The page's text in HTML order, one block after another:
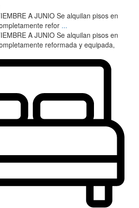
A JUNIO Se alquilan pisos en
refor ...
A JUNIO Se alquilan pisos en
reformada y equipada,